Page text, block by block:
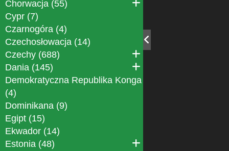
Chorwacja (55)
Cypr (7)
Czarnogóra (4)
Czechosłowacja (14)
Czechy (688)
Dania (145)
Demokratyczna Republika Konga
(4)
Dominikana (9)
Egipt (15)
Ekwador (14)
Estonia (48)